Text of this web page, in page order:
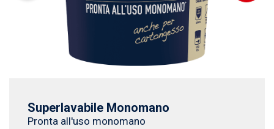
Superlavabile Monomano
Pronta all'uso monomano